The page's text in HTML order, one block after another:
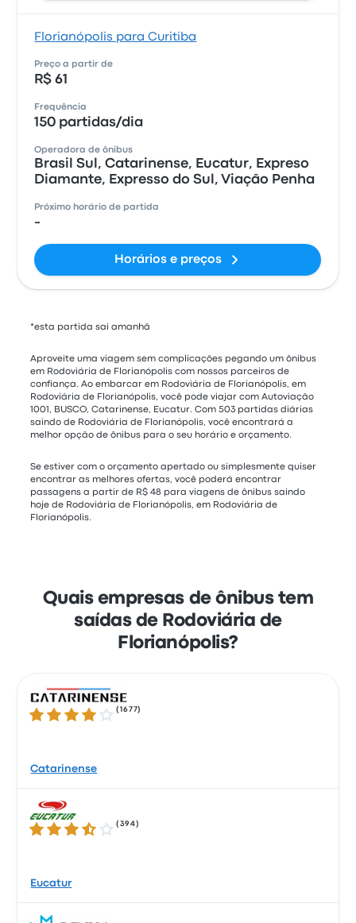
Florianópolis para Curitiba
Preço a partir de
R$ 61
Frequência
150 partidas/dia
Operadora de ônibus
Brasil Sul, Catarinense, Eucatur, Expreso
Diamante, Expresso do Sul, Viação Penha
Próximo horário de partida
-
Horários e preços
*esta partida sai amanhã
Aproveite uma viagem sem complicações pegando um ônibus
em Rodoviária de Florianópolis com nossos parceiros de
confiança. Ao embarcar em Rodoviária de Florianópolis, em
Rodoviária de Florianópolis, você pode viajar com Autoviação
1001, BUSCO, Catarinense, Eucatur. Com 503 partidas diárias
saindo de Rodoviária de Florianópolis, você encontrará a
melhor opção de ônibus para o seu horário e orçamento.
Se estiver com o orçamento apertado ou simplesmente quiser
encontrar as melhores ofertas, você poderá encontrar
passagens a partir de R$ 48 para viagens de ônibus saindo
hoje de Rodoviária de Florianópolis, em Rodoviária de
Florianópolis.
Quais empresas de ônibus tem
saídas de Rodoviária de
Florianópolis?
3.8 de 5 estrelas
(1677)
Catarinense
3.4 de 5 estrelas
(394 )
Eucatur